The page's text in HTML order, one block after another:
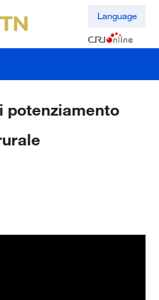
Language
potenziamento